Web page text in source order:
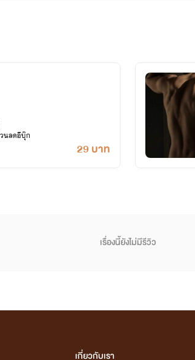
29 บาท
นลดอีบุ๊ก
เรื่องนี้ยังไม่มีรีวิว
เกี่ยวกับเรา